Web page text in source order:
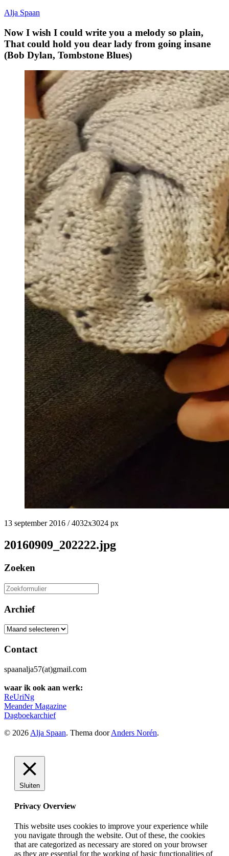
Alja Spaan
Now I wish I could write you a melody so plain,
That could hold you dear lady from going insane
(Bob Dylan, Tombstone Blues)
13 september 2016 /4032x3024 px
20160909_202222.jpg
Zoeken
Zoeken
naar:
Archief
Archief
Contact
spaanalja57(at)gmail.com
waar ik ook aan werk:
ReUriNg
Meander Magazine
Dagboekarchief
© 2026 Alja Spaan. Thema doorAnders Norén.
Sluiten
Privacy Overview
This website uses cookies to improve your experience while
you navigate through the website. Out of these, the cookies
that are categorized as necessary are stored on your browser
as they are essential for the working of basic functionalities of